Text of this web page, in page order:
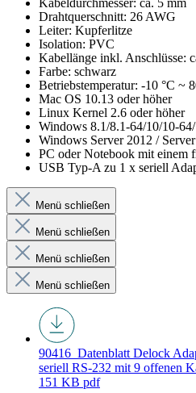
Drahtquerschnitt: 26 AWG
Leiter: Kupferlitze
Isolation: PVC
Kabellänge inkl. Anschlüsse:
Farbe: schwarz
Betriebstemperatur: -10 °C ~
Mac OS 10.13 oder höher
Linux Kernel 2.6 oder höher
Windows 8.1/8.1-64/10/10-64/
Windows Server 2012 /
PC oder Notebook mit einem
USB Typ-A zu 1 x seriell
Menü schließen
Menü schließen
Menü schließen
Menü schließen
90416_Datenblatt Delock
seriell RS-232 mit 9 offenen
151 KB pdf